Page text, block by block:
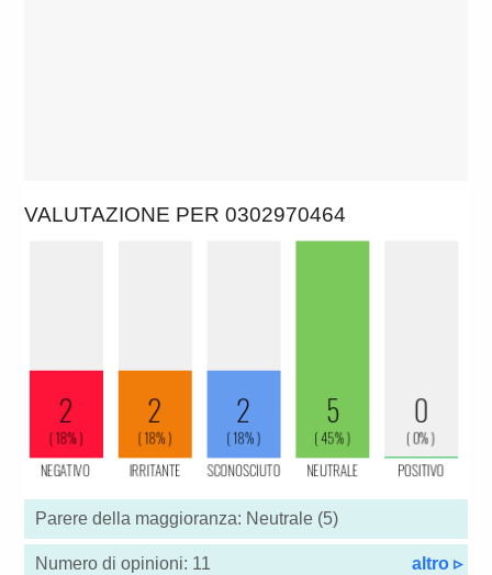
VALUTAZIONE PER 0302970464
Parere della maggioranza: Neutrale (5)
Numero di opinioni: 11 altro ▹